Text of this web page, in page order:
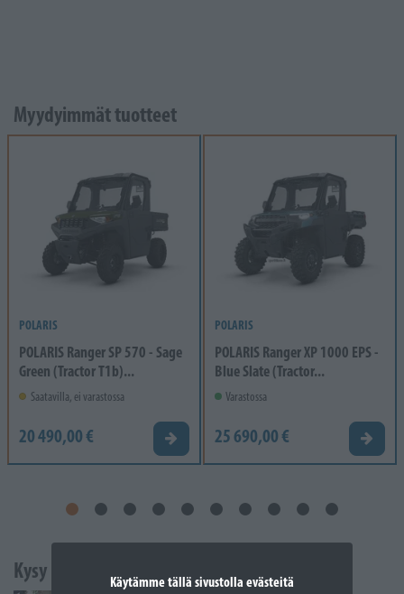
Käytämme tällä sivustolla evästeitä
Myydyimmät tuotteet
POLARIS
POLARIS Ranger SP 570 - Sage
Green (Tractor T1b)...
Saatavilla, ei varastossa
20 490,00 € Tarjouspyyntö
POLARIS
POLARIS Ranger XP 1000 EPS -
Blue Slate (Tractor...
Varastossa
25 690,00 €
Kysy lisää